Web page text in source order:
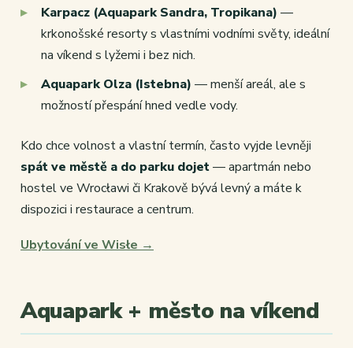
Karpacz (Aquapark Sandra, Tropikana) —
krkonošské resorty s vlastními vodními světy, ideální
na víkend s lyžemi i bez nich.
Aquapark Olza (Istebna) — menší areál, ale s
možností přespání hned vedle vody.
Kdo chce volnost a vlastní termín, často vyjde levněji
spát ve městě a do parku dojet— apartmán nebo
hostel ve Wrocławi či Krakově bývá levný a máte k
dispozici i restaurace a centrum.
Ubytování ve Wisłe →
Aquapark + město na víkend